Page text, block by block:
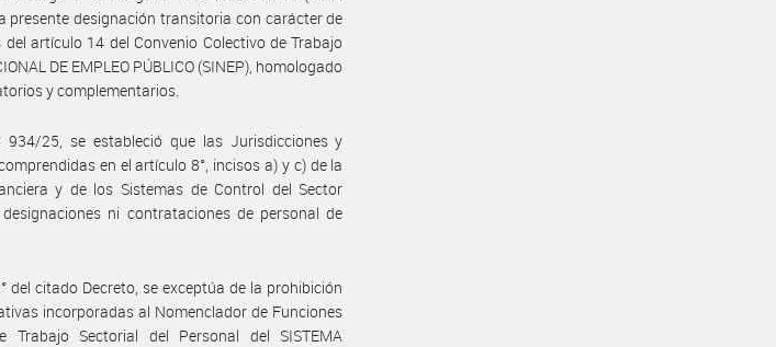
presente designación transitoria con carácter de
artículo 14 del Convenio Colectivo de Trabajo
DE EMPLEO PÚBLICO (SINEP), homologado
y complementarios.
25, se estableció que las Jurisdicciones y
en el artículo 8°, incisos a) y c) de la
y de los Sistemas de Control del Sector
ni contrataciones de personal de
del citado Decreto, se exceptúa de la prohibición
incorporadas al Nomenclador de Funciones
Trabajo Sectorial del Personal del SISTEMA